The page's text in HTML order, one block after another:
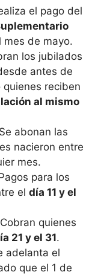
el pago del
mes de mayo.
los jubilados
antes de
quienes reciben
al mismo
abonan las
nacieron entre
mes.
para los
el día 11 y el
quienes
21 y el 31.
adelanta el
que el 1 de